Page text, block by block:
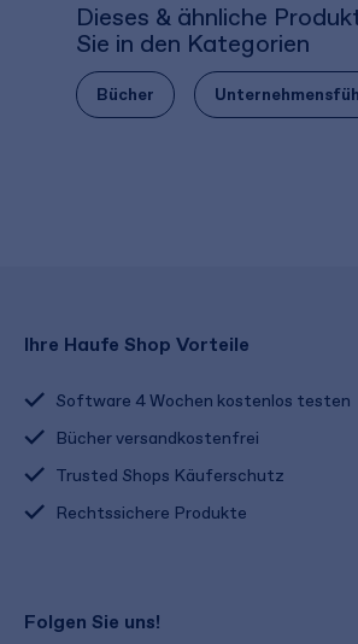
Dieses & ähnliche
Sie in den Kategorien
Bücher
Ihre Haufe Shop Vorteile
Software 4 Wochen kostenlos testen
Bücher versandkostenfrei
Trusted Shops Käuferschutz
Rechtssichere Produkte
Folgen Sie uns!